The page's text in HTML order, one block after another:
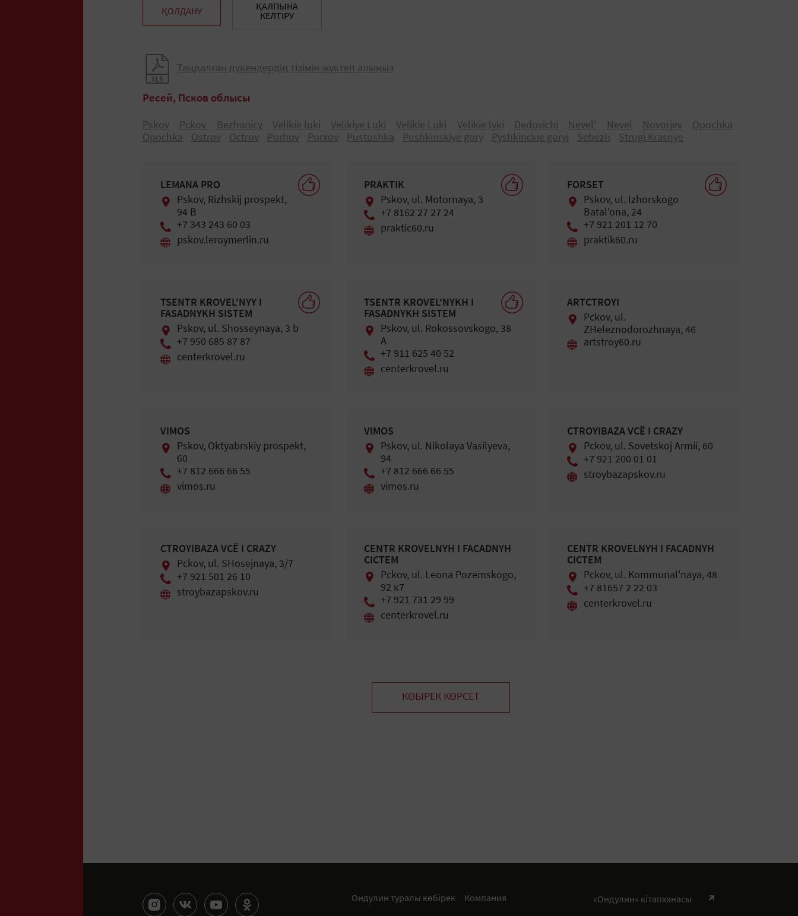
ҚОЛДАНУ
ҚАЛПЫНА
КЕЛТІРУ
Таңдалған дүкендердің тізімін жүктеп алыңыз
Ресей, Псков облысы
Pskov Pckоv Bezhanicy Velikie luki Velikiye Luki Velikie Luki Velikie lуki Dedоvichi Nevel' Nevel Nоvоrjev
Opochka
Оpоchka
Ostrov Оctrоv Porhov Pоrхоv Pustoshka Pushkinskiye gory Pуshkinckie gоryi Sebezh Strugi Krasnye
LEMANA PRO
Pskov, Rizhskij prospekt,
94 B
+7 343 243 60 03
pskov.leroymerlin.ru
PRAKTIK
Pskov, ul. Motornaya, 3
+7 8162 27 27 24
praktic60.ru
FORSET
Pskov, ul. Izhorskogo
Batal'ona, 24
+7 921 201 12 70
praktik60.ru
TSENTR KROVEL'NYY I
FASADNYKH SISTEM
Pskov, ul. Shosseynaya, 3 b
+7 950 685 87 87
centerkrovel.ru
TSENTR KROVEL'NYKH I
FASADNYKH SISTEM
Pskov, ul. Rokossovskogo, 38
A
+7 911 625 40 52
centerkrovel.ru
ARTСTROYI
Pckоv, ul.
ZHeleznodorozhnaya, 46
artstroy60.ru
VIMOS
Pskov, Oktyabrskiy prospekt,
60
+7 812 666 66 55
vimos.ru
VIMOS
Pskov, ul. Nikolaya Vasilyeva,
94
+7 812 666 66 55
vimos.ru
СTROYIBAZA VСЁ I СRAZY
Pckоv, ul. Sovetskoj Armii, 60
+7 921 200 01 01
stroybazapskov.ru
СTROYIBAZA VСЁ I СRAZY
Pckоv, ul. SHosejnaya, 3/7
+7 921 501 26 10
stroybazapskov.ru
СENTR KROVELNYH I FAСADNYH
СIСTEM
Pckоv, ul. Leona Pozemskogo,
92 к7
+7 921 731 29 99
centerkrovel.ru
СENTR KROVELNYH I FAСADNYH
СIСTEM
Pckоv, ul. Kommunal'naya, 48
+7 81657 2 22 03
centerkrovel.ru
КӨБІРЕК КӨРСЕТ
Ондулин туралы көбірек Компания «Ондулин» кітапханасы